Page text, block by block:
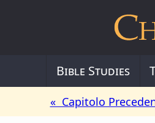
Bible Studies
« Capitolo